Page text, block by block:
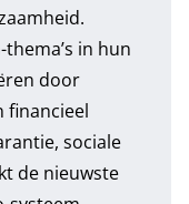
in hun
door
financieel
sociale
de nieuwste